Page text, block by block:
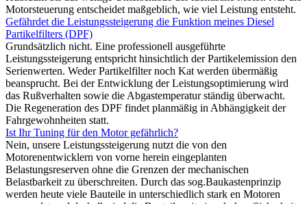
Motorsteuerung entscheidet maßgeblich, wie viel Leistung entsteht.
Gefährdet die Leistungssteigerung die Funktion meines Diesel
Partikelfilters (DPF)
Grundsätzlich nicht. Eine professionell ausgeführte
Leistungssteigerung entspricht hinsichtlich der Partikelemission den
Serienwerten. Weder Partikelfilter noch Kat werden übermäßig
beansprucht. Bei der Entwicklung der Leistungsoptimierung wird
das Rußverhalten sowie die Abgastemperatur ständig überwacht.
Die Regeneration des DPF findet planmäßig in Abhängigkeit der
Fahrgewohnheiten statt.
Ist Ihr Tuning für den Motor gefährlich?
Nein, unsere Leistungssteigerung nutzt die von den
Motorenentwicklern von vorne herein eingeplanten
Belastungsreserven ohne die Grenzen der mechanischen
Belastbarkeit zu überschreiten. Durch das sog.Baukastenprinzip
werden heute viele Bauteile in unterschiedlich stark en Motoren